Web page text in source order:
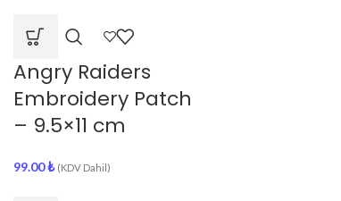
Angry Raiders
Embroidery Patch
– 9.5×11 cm
99.00₺ (KDV Dahil)